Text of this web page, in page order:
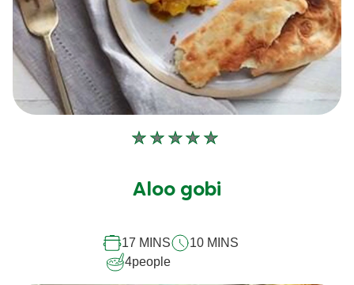
Aucune
soumise
recipe
Aloo gobi
17 MINS
10 MINS
4people